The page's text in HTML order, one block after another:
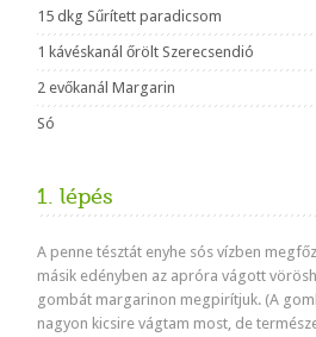
15 dkg Sűrített paradicsom
1 kávéskanál őrölt Szerecsendió
2 evőkanál Margarin
Só
1. lépés
A penne tésztát enyhe sós vízben
másik edényben az apróra vágott
gombát margarinon megpirítjuk. (A
nagyon kicsire vágtam most, de